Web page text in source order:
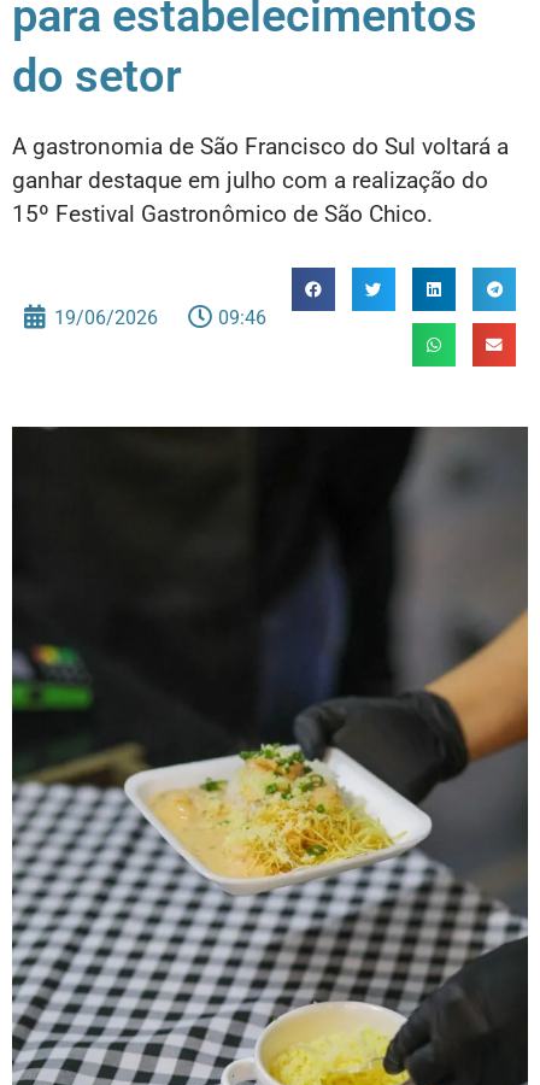
para estabelecimentos
do setor
A gastronomia de São Francisco do Sul voltará a
ganhar destaque em julho com a realização do
15º Festival Gastronômico de São Chico.
19/06/2026 09:46